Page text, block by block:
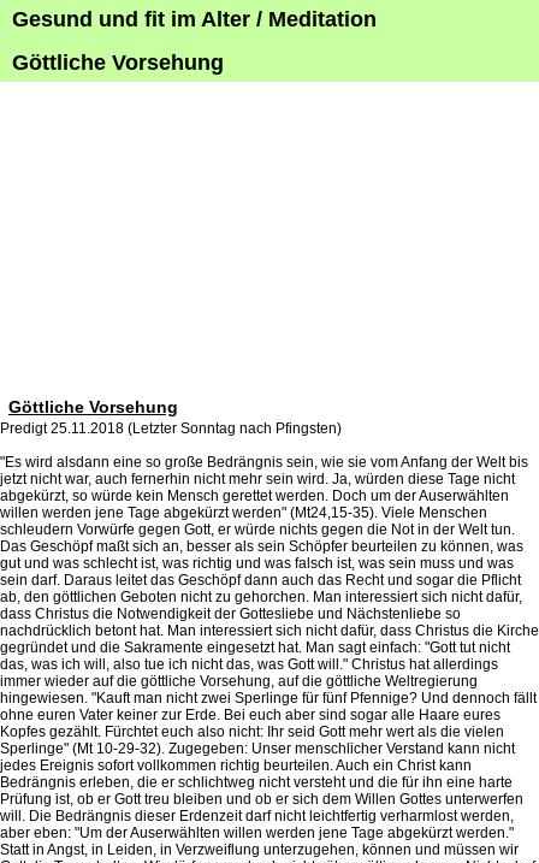
Gesund und fit im Alter / Meditation
Göttliche Vorsehung
Göttliche Vorsehung
Predigt 25.11.2018 (Letzter Sonntag nach Pfingsten)
"Es wird alsdann eine so große Bedrängnis sein, wie sie vom Anfang der Welt bis
jetzt nicht war, auch fernerhin nicht mehr sein wird. Ja, würden diese Tage nicht
abgekürzt, so würde kein Mensch gerettet werden. Doch um der Auserwählten
willen werden jene Tage abgekürzt werden" (Mt24,15-35). Viele Menschen
schleudern Vorwürfe gegen Gott, er würde nichts gegen die Not in der Welt tun.
Das Geschöpf maßt sich an, besser als sein Schöpfer beurteilen zu können, was
gut und was schlecht ist, was richtig und was falsch ist, was sein muss und was
sein darf. Daraus leitet das Geschöpf dann auch das Recht und sogar die Pflicht
ab, den göttlichen Geboten nicht zu gehorchen. Man interessiert sich nicht dafür,
dass Christus die Notwendigkeit der Gottesliebe und Nächstenliebe so
nachdrücklich betont hat. Man interessiert sich nicht dafür, dass Christus die Kirche
gegründet und die Sakramente eingesetzt hat. Man sagt einfach: "Gott tut nicht
das, was ich will, also tue ich nicht das, was Gott will." Christus hat allerdings
immer wieder auf die göttliche Vorsehung, auf die göttliche Weltregierung
hingewiesen. "Kauft man nicht zwei Sperlinge für fünf Pfennige? Und dennoch fällt
ohne euren Vater keiner zur Erde. Bei euch aber sind sogar alle Haare eures
Kopfes gezählt. Fürchtet euch also nicht: Ihr seid Gott mehr wert als die vielen
Sperlinge" (Mt 10-29-32). Zugegeben: Unser menschlicher Verstand kann nicht
jedes Ereignis sofort vollkommen richtig beurteilen. Auch ein Christ kann
Bedrängnis erleben, die er schlichtweg nicht versteht und die für ihn eine harte
Prüfung ist, ob er Gott treu bleiben und ob er sich dem Willen Gottes unterwerfen
will. Die Bedrängnis dieser Erdenzeit darf nicht leichtfertig verharmlost werden,
aber eben: "Um der Auserwählten willen werden jene Tage abgekürzt werden."
Statt in Angst, in Leiden, in Verzweiflung unterzugehen, können und müssen wir